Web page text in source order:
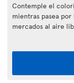
Contemple el
mientras pasea
mercados al aire